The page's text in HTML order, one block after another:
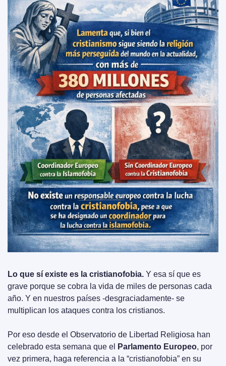
Lo que sí existe es la cristianofobia. Y esa sí que es
grave porque se cobra la vida de miles de personas cada
año. Y en nuestros países -desgraciadamente- se
multiplican los ataques contra los cristianos.
Por eso desde el Observatorio de Libertad Religiosa han
celebrado esta semana que el
Parlamento Europeo, por
vez primera, haga referencia a la “cristianofobia” en su